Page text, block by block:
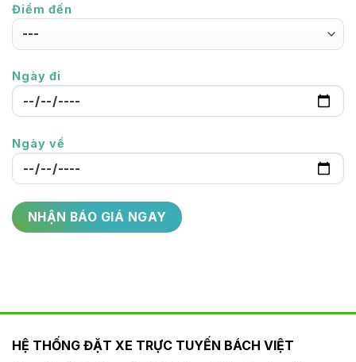
Điểm đến
Ngày đi
Ngày về
HỆ THỐNG ĐẶT XE TRỰC TUYẾN BÁCH VIỆT